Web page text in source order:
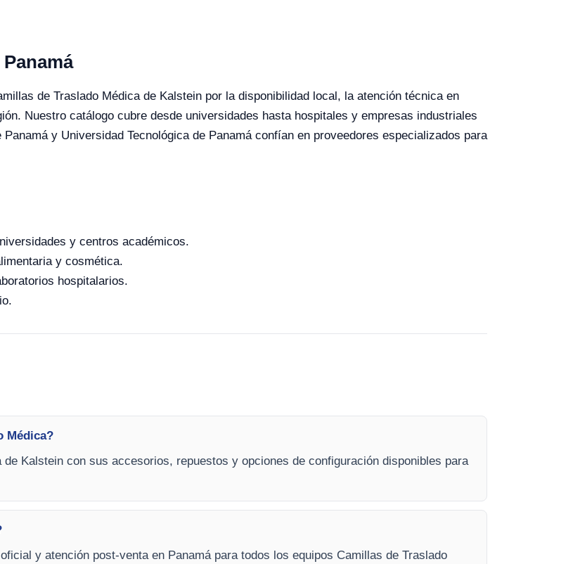
de Traslado Médica de Kalstein por la disponibilidad local, la atención técnica en
Nuestro catálogo cubre desde universidades hasta hospitales y empresas industriales
y Universidad Tecnológica de Panamá confían en proveedores especializados para
y centros académicos.
y cosmética.
hospitalarios.
Médica?
Kalstein con sus accesorios, repuestos y opciones de configuración disponibles para
y atención post-venta en Panamá para todos los equipos Camillas de Traslado